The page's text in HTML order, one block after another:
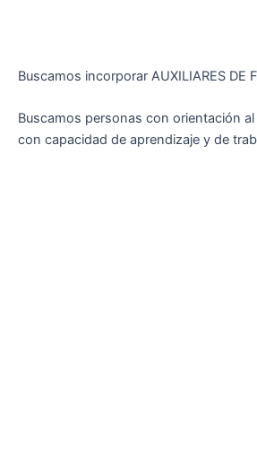
Buscamos incorporar AUXILIARES DE
Buscamos personas con orientación
con capacidad de aprendizaje y de